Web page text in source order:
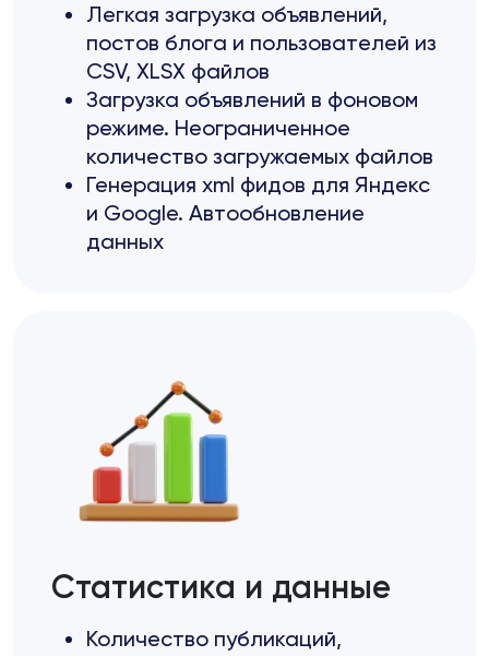
Легкая загрузка объявлений,
постов блога и пользователей из
CSV, XLSX файлов
Загрузка объявлений в фоновом
режиме. Неограниченное
количество загружаемых файлов
Генерация xml фидов для Яндекс
и Google. Автообновление
данных
Статистика и данные
Количество публикаций,